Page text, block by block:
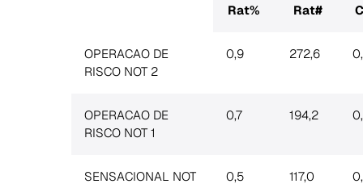
Rat% Rat#
OPERACAO DE
RISCO NOT 2
0,9 272,6
OPERACAO DE
RISCO NOT 1
0,7 194,2
SENSACIONAL NOT 0,5 117,0